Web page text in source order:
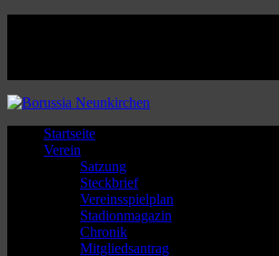
Startseite
Verein
Satzung
Steckbrief
Vereinsspielplan
Stadionmagazin
Chronik
Mitgliedsantrag